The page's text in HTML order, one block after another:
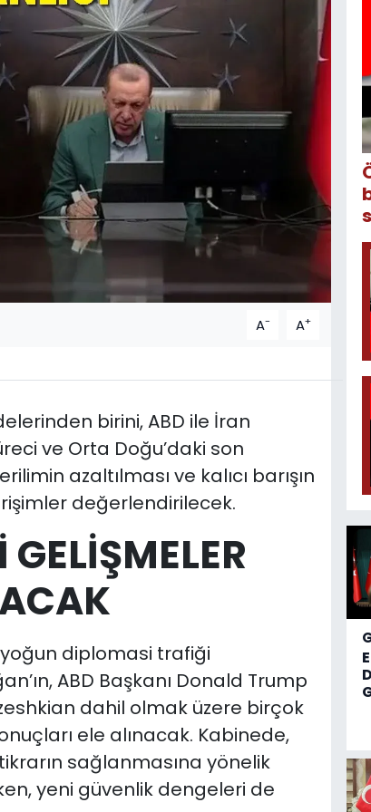
A- A+
birini, ABD ile İran
ve Orta Doğu’daki son
azaltılması ve kalıcı barışın
değerlendirilecek.
diplomasi trafiği
ABD Başkanı Donald Trump
dahil olmak üzere birçok
ele alınacak. Kabinede,
sağlanmasına yönelik
yeni güvenlik dengeleri de